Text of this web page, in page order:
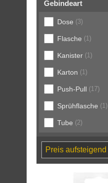
Gebindeart
Dose (3)
Flasche (1)
Kanister (1)
Karton (1)
Push-Pull (17)
Sprühflasche (1)
Tube (2)